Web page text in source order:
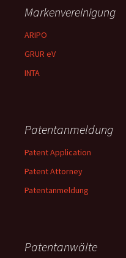
Markenvereinigung
ARIPO
GRUR eV
INTA
Patentanmeldung
Patent Application
Patent Attorney
Patentanmeldung
Patentanwälte